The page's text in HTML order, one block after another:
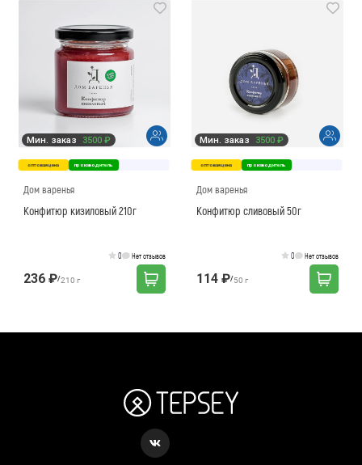
Мин. заказ 3500 ₽
оптовая цена производитель
Дом варенья
Конфитюр кизиловый 210г
0 Нет отзывов
236 ₽/210 г
Мин. заказ 3500 ₽
оптовая цена производитель
Дом варенья
Конфитюр сливовый 50г
0 Нет отзывов
114 ₽/50 г